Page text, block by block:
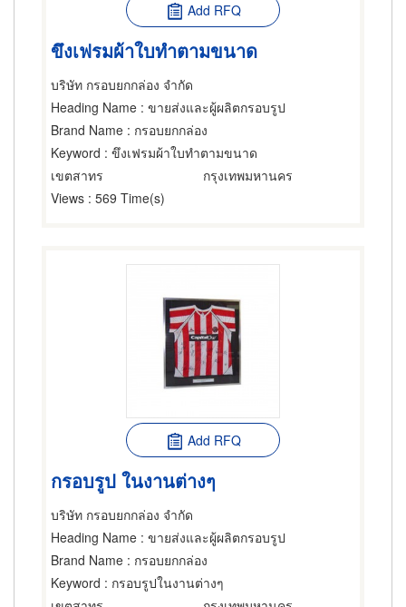
Add RFQ
ขึงเฟรมผ้าใบทำตามขนาด
บริษัท กรอบยกกล่อง จำกัด
Heading Name : ขายส่งและผู้ผลิตกรอบรูป
Brand Name : กรอบยกกล่อง
Keyword : ขึงเฟรมผ้าใบทำตามขนาด
เขตสาทร
กรุงเทพมหานคร
Views : 569 Time(s)
Add RFQ
กรอบรูป ในงานต่างๆ
บริษัท กรอบยกกล่อง จำกัด
Heading Name : ขายส่งและผู้ผลิตกรอบรูป
Brand Name : กรอบยกกล่อง
Keyword : กรอบรูปในงานต่างๆ